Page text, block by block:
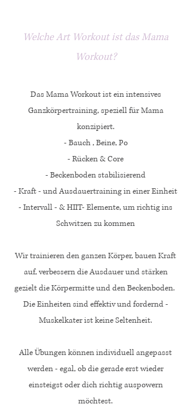
Welche Art Workout ist das Mama
Workout?
Das Mama Workout ist ein intensives
Ganzkörpertraining, speziell für Mama
konzipiert.
- Bauch , Beine, Po
- Rücken & Core
- Beckenboden stabilisierend
- Kraft - und Ausdauertraining in einer Einheit
- Intervall - & HIIT- Elemente, um richtig ins
Schwitzen zu kommen
Wir trainieren den ganzen Körper, bauen Kraft
auf, verbessern die Ausdauer und stärken
gezielt die Körpermitte und den Beckenboden.
Die Einheiten sind effektiv und fordernd -
Muskelkater ist keine Seltenheit.
Alle Übungen können individuell angepasst
werden - egal, ob die gerade erst wieder
einsteigst oder dich richtig auspowern
möchtest.